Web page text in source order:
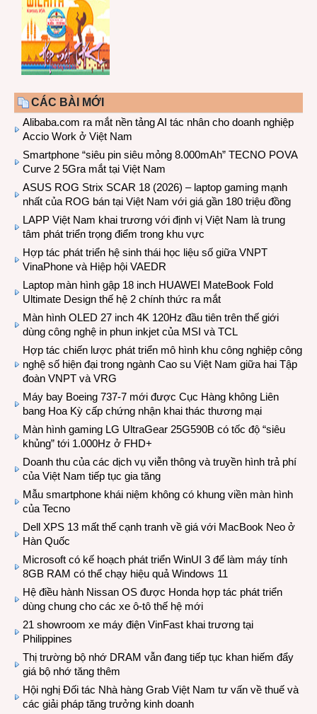
CÁC BÀI MỚI
Alibaba.com ra mắt nền tảng AI tác nhân cho doanh nghiệp
Accio Work ở Việt Nam
Smartphone “siêu pin siêu mỏng 8.000mAh” TECNO POVA
Curve 2 5Gra mắt tại Việt Nam
ASUS ROG Strix SCAR 18 (2026) – laptop gaming mạnh
nhất của ROG bán tại Việt Nam với giá gần 180 triệu đồng
LAPP Việt Nam khai trương với định vị Việt Nam là trung
tâm phát triển trọng điểm trong khu vực
Hợp tác phát triển hệ sinh thái học liệu số giữa VNPT
VinaPhone và Hiệp hội VAEDR
Laptop màn hình gập 18 inch HUAWEI MateBook Fold
Ultimate Design thế hệ 2 chính thức ra mắt
Màn hình OLED 27 inch 4K 120Hz đầu tiên trên thế giới
dùng công nghệ in phun inkjet của MSI và TCL
Hợp tác chiến lược phát triển mô hình khu công nghiệp công
nghệ số hiện đại trong ngành Cao su Việt Nam giữa hai Tập
đoàn VNPT và VRG
Máy bay Boeing 737-7 mới được Cục Hàng không Liên
bang Hoa Kỳ cấp chứng nhận khai thác thương mại
Màn hình gaming LG UltraGear 25G590B có tốc độ “siêu
khủng” tới 1.000Hz ở FHD+
Doanh thu của các dịch vụ viễn thông và truyền hình trả phí
của Việt Nam tiếp tục gia tăng
Mẫu smartphone khái niệm không có khung viền màn hình
của Tecno
Dell XPS 13 mất thế cạnh tranh về giá với MacBook Neo ở
Hàn Quốc
Microsoft có kế hoạch phát triển WinUI 3 để làm máy tính
8GB RAM có thể chạy hiệu quả Windows 11
Hệ điều hành Nissan OS được Honda hợp tác phát triển
dùng chung cho các xe ô-tô thế hệ mới
21 showroom xe máy điện VinFast khai trương tại
Philippines
Thị trường bộ nhớ DRAM vẫn đang tiếp tục khan hiếm đẩy
giá bộ nhớ tăng thêm
Hội nghị Đối tác Nhà hàng Grab Việt Nam tư vấn về thuế và
các giải pháp tăng trưởng kinh doanh